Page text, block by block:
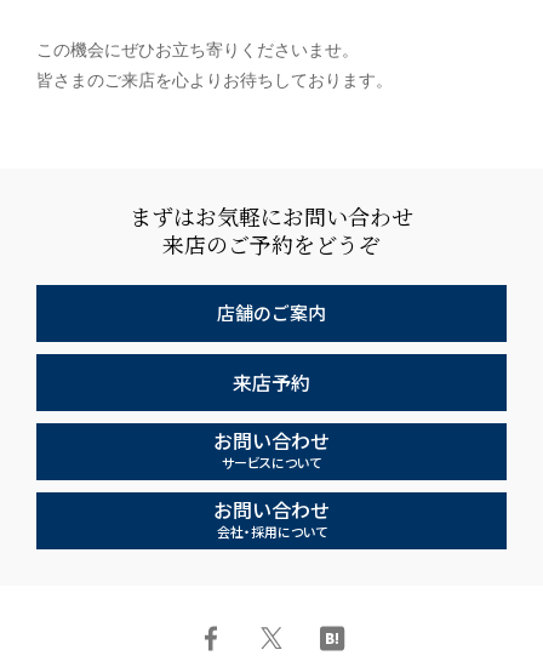
この機会にぜひお立ち寄りくださいませ。
皆さまのご来店を心よりお待ちしております。
まずはお気軽にお問い合わせ
来店のご予約をどうぞ
店舗のご案内
来店予約
お問い合わせ
サービスについて
お問い合わせ
会社・採用について